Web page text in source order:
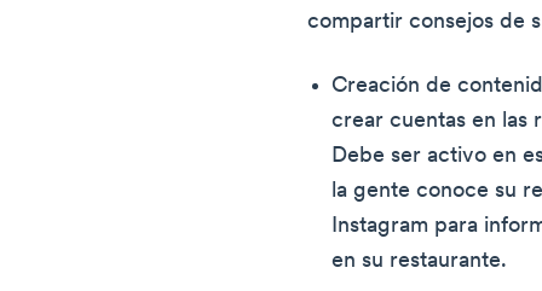
compartir consejos de
Creación de
crear cuentas en las
Debe ser activo en
la gente conoce su
Instagram para
en su restaurante.